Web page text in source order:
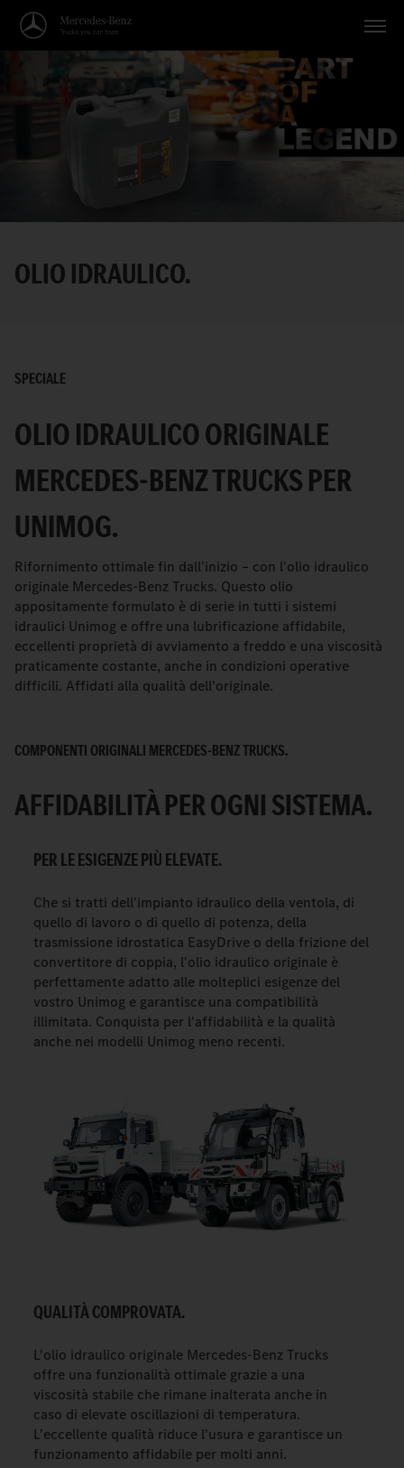
Applicazioni
Italiano
OLIO IDRAULICO.
SPECIALE
OLIO IDRAULICO ORIGINALE
MERCEDES-BENZ TRUCKS PER
UNIMOG.
Rifornimento ottimale fin dall'inizio – con l'olio idraulico
originale Mercedes-Benz Trucks. Questo olio
appositamente formulato è di serie in tutti i sistemi
idraulici Unimog e offre una lubrificazione affidabile,
eccellenti proprietà di avviamento a freddo e una viscosità
praticamente costante, anche in condizioni operative
difficili. Affidati alla qualità dell'originale.
COMPONENTI ORIGINALI MERCEDES-BENZ TRUCKS.
AFFIDABILITÀ PER OGNI SISTEMA.
PER LE ESIGENZE PIÙ ELEVATE.
Che si tratti dell'impianto idraulico della ventola, di
quello di lavoro o di quello di potenza, della
trasmissione idrostatica EasyDrive o della frizione del
convertitore di coppia, l'olio idraulico originale è
perfettamente adatto alle molteplici esigenze del
vostro Unimog e garantisce una compatibilità
illimitata. Conquista per l'affidabilità e la qualità
anche nei modelli Unimog meno recenti.
QUALITÀ COMPROVATA.
L'olio idraulico originale Mercedes-Benz Trucks
offre una funzionalità ottimale grazie a una
viscosità stabile che rimane inalterata anche in
caso di elevate oscillazioni di temperatura.
L'eccellente qualità riduce l'usura e garantisce un
funzionamento affidabile per molti anni.